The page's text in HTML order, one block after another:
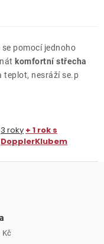
se pomocí jednoho
komfortní střecha
teplot, nesráží se.p
3 roky + 1 rok s
DopplerKlubem
Kč